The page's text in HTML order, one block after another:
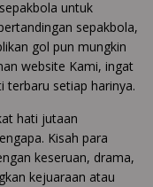
untuk
sepakbola,
gol pun mungkin
website Kami, ingat
terbaru setiap harinya.
hati jutaan
Kisah para
keseruan, drama,
kejuaraan atau